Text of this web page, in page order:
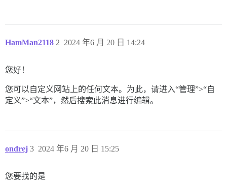
HamMan2118 2024 年6 月 20 日 14:24
2
您好！
您可以自定义网站上的任何文本。为此，请进入“管理”>“自
定义”>“文本”，然后搜索此消息进行编辑。
ondrej 2024 年6 月 20 日 15:25
3
您要找的是